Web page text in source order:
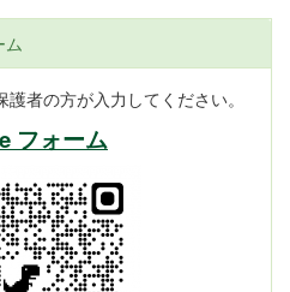
ム
者の方が入力してください。
フォーム